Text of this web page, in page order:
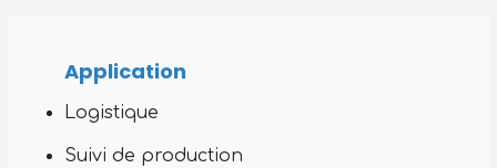
Application
Logistique
Suivi de production